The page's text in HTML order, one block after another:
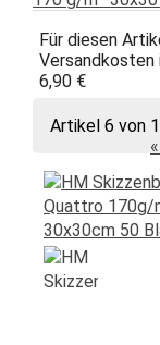
Für diesen
6,90 €
Artikel 6 von